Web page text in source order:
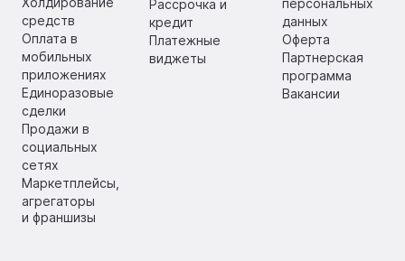
средств
Оплата в
мобильных
приложениях
Единоразовые
сделки
Продажи в
социальных
сетях
Маркетплейсы,
агрегаторы
и франшизы
Рассрочка и
кредит
Платежные
виджеты
персональных
данных
Оферта
Партнерская
программа
Вакансии